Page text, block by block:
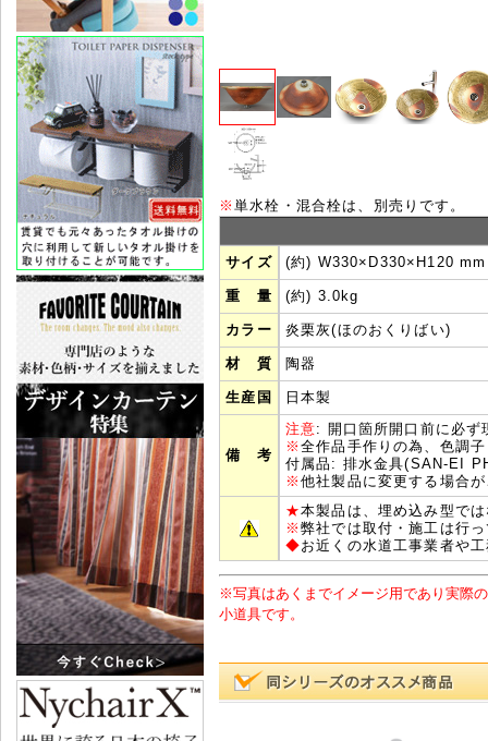
※単水栓・混合栓は、別売りです。
サイズ (約) W330×D330×H120 mm
重 量 (約) 3.0kg
カラー 炎栗灰(ほのおくりばい)
材 質 陶器
生産国 日本製
備 考
注意: 開口箇所開口前に必ず
※全作品手作りの為、色調
付属品: 排水金具(SAN-EI
※他社製品に変更する場合
★本製品は、埋め込み型で
※弊社では取付・施工は行
◆お近くの水道工事業者や
※写真はあくまでイメージ用であり実際
小道具です。